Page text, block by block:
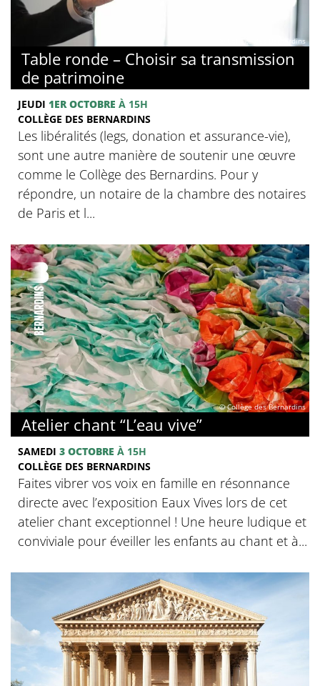
© Collège des Bernardins
Table ronde – Choisir sa transmission
de patrimoine
JEUDI 1ER OCTOBRE À 15H
COLLÈGE DES BERNARDINS
Les libéralités (legs, donation et assurance-vie),
sont une autre manière de soutenir une œuvre
comme le Collège des Bernardins. Pour y
répondre, un notaire de la chambre des notaires
de Paris et l...
© Collège des Bernardins
Atelier chant “L’eau vive”
SAMEDI 3 OCTOBRE À 15H
COLLÈGE DES BERNARDINS
Faites vibrer vos voix en famille en résonnance
directe avec l’exposition Eaux Vives lors de cet
atelier chant exceptionnel ! Une heure ludique et
conviviale pour éveiller les enfants au chant et à...